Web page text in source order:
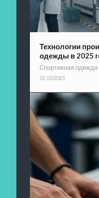
Технологии
одежды в 2025
Спортивная
01.10.2025